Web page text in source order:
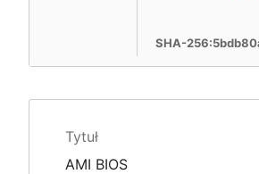
SHA-
Tytuł
AMI BIOS